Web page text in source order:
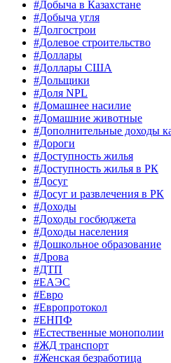
#Добыча в Казахстане
#Добыча угля
#Долгострои
#Долевое строительство
#Доллары
#Доллары США
#Дольщики
#Доля NPL
#Домашнее насилие
#Домашние животные
#Дополнительные доходы
#Дороги
#Доступность жилья
#Доступность жилья в РК
#Досуг
#Досуг и развлечения в РК
#Доходы
#Доходы госбюджета
#Доходы населения
#Дошкольное образование
#Дрова
#ДТП
#ЕАЭС
#Евро
#Европротокол
#ЕНПФ
#Естественные монополии
#ЖД транспорт
#Женская безработица